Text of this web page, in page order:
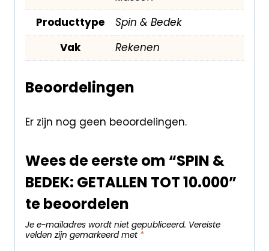
Producttype
Spin & Bedek
Vak
Rekenen
Beoordelingen
Er zijn nog geen beoordelingen.
Wees de eerste om “SPIN &
BEDEK: GETALLEN TOT 10.000”
te beoordelen
Je e-mailadres wordt niet gepubliceerd. Vereiste
velden zijn gemarkeerd met *